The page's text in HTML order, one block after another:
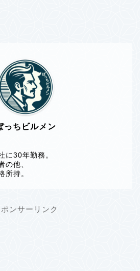
っちビルメン
に30年勤務。
の他、
所持。
ポンサーリンク